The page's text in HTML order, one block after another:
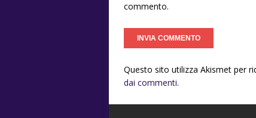
commento.
Questo sito utilizza Akismet per
dai commenti.